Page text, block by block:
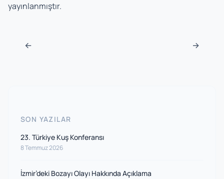
yayınlanmıştır.
Navigasyon sonrası
← →
SON YAZILAR
23. Türkiye Kuş Konferansı
8 Temmuz 2026
İzmir’deki Bozayı Olayı Hakkında Açıklama